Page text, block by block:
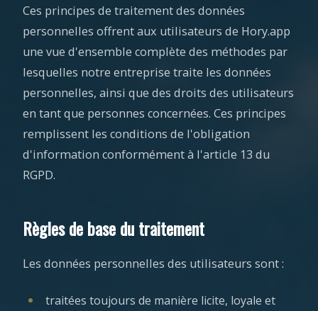
Ces principes de traitement des données
personnelles offrent aux utilisateurs de Hory.app
une vue d'ensemble complète des méthodes par
lesquelles notre entreprise traite les données
personnelles, ainsi que des droits des utilisateurs
en tant que personnes concernées. Ces principes
remplissent les conditions de l'obligation
d'information conformément à l'article 13 du
RGPD.
Règles de base du traitement
Les données personnelles des utilisateurs sont :
traitées toujours de manière licite, loyale et